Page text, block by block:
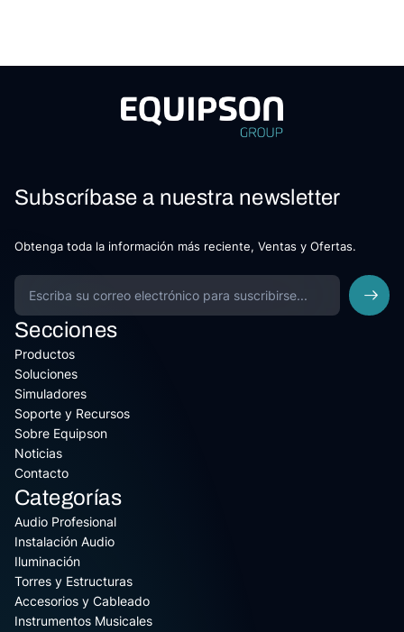
Subscríbase a nuestra newsletter
Obtenga toda la información más reciente, Ventas y Ofertas.
Secciones
Productos
Soluciones
Simuladores
Soporte y Recursos
Sobre Equipson
Noticias
Contacto
Categorías
Audio Profesional
Instalación Audio
Iluminación
Torres y Estructuras
Accesorios y Cableado
Instrumentos Musicales